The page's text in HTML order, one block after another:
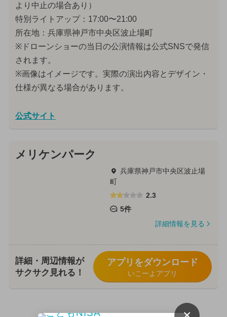
より中止の場合あり）
特別ライトアップ：17:00〜21:00
所在地：兵庫県神戸市中央区波止場町
※ドローンショーの当日の公演情報は公式SNSで発信
されます。
※画像はイメージです。実際の演出内容とデザイン・
仕様が異なる場合があります。
公式サイト
メリケンパーク
兵庫県神戸市中央区波止場
町
2.3
5件
詳細情報を見る
詳細・周辺情報が
サクサク見れる！
アプリをダウンロード
いこーよアプリ